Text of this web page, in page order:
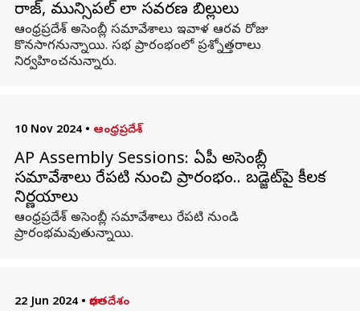
రాజ్, మున్సిపల్ లా సవరణ బిల్లులు
ఆంధ్రప్రదేశ్ అసెంబ్లీ సమావేశాలు ఇవాళ ఆరవ రోజు
కొనసాగనున్నాయి. సభ ప్రారంభంలో ప్రశ్నోత్తరాలు
నిర్వహించనున్నారు.
10 Nov 2024 • ఆంధ్రప్రదేశ్
AP Assembly Sessions: ఏపీ అసెంబ్లీ
సమావేశాలు రేపటి నుంచి ప్రారంభం.. బడ్జెట్‌పై కీలక
నిర్ణయాలు
ఆంధ్రప్రదేశ్ అసెంబ్లీ సమావేశాలు రేపటి నుండి
ప్రారంభమవుతున్నాయి.
22 Jun 2024 • భారతదేశం